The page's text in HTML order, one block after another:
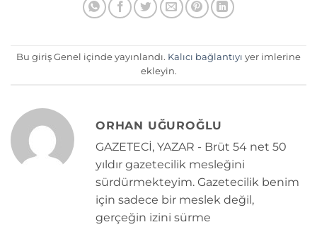
Bu giriş Genel içinde yayınlandı. Kalıcı bağlantıyı yer imlerine
ekleyin.
ORHAN UĞUROĞLU
GAZETECİ, YAZAR - Brüt 54 net 50
yıldır gazetecilik mesleğini
sürdürmekteyim. Gazetecilik benim
için sadece bir meslek değil,
gerçeğin izini sürme